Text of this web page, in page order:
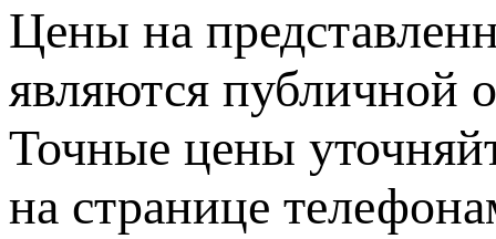
Цены на
являются публичной
Точные цены
на странице